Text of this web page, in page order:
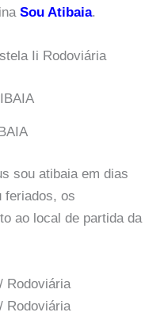
Sou Atibaia.
Ii Rodoviária
sou atibaia em dias
feriados, os
ao local de partida da
Rodoviária
Rodoviária